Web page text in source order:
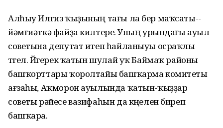
Алһыу Илгиз ҡыҙының тағы ла бер маҡсаты--
йәмғиәткә файҙа килтереү. Уның урындағы ауыл
советына депутат итеп һайланыуы осраҡлы
түгел. Йүгерек ҡатын шулай уҡ Баймаҡ районы
башҡорттары ҡоролтайы башҡарма комитеты
ағзаһы, Аҡморон ауылында ҡатын-ҡыҙҙар
советы рәйесе вазифаһын да күңелен биреп
башҡара.